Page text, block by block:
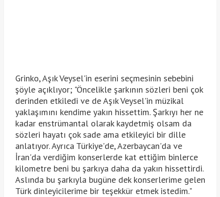
Grinko, Aşık Veysel'in eserini seçmesinin sebebini
şöyle açıklıyor; "Öncelikle şarkının sözleri beni çok
derinden etkiledi ve de Aşık Veysel'in müzikal
yaklaşımını kendime yakın hissettim. Şarkıyı her ne
kadar enstrümantal olarak kaydetmiş olsam da
sözleri hayatı çok sade ama etkileyici bir dille
anlatıyor. Ayrıca Türkiye'de, Azerbaycan'da ve
İran'da verdiğim konserlerde kat ettiğim binlerce
kilometre beni bu şarkıya daha da yakın hissettirdi.
Aslında bu şarkıyla bugüne dek konserlerime gelen
Türk dinleyicilerime bir teşekkür etmek istedim."